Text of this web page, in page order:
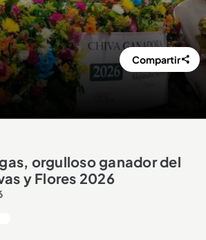
Compartir
orgulloso ganador del
y Flores 2026